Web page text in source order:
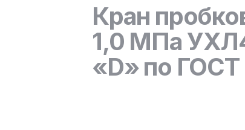
Кран
1,0 МПа
«D» по